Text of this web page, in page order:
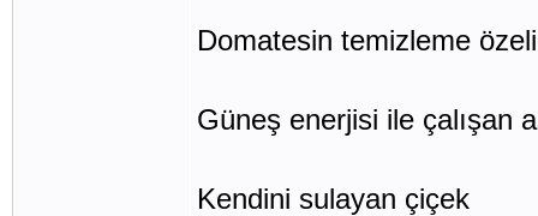
Domatesin temizleme
Güneş enerjisi ile çalışan
Kendini sulayan çiçek